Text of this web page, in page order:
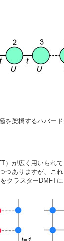
を架橋するハバード
）が広く用いられ
つありますが、こ
クラスターDMFTに